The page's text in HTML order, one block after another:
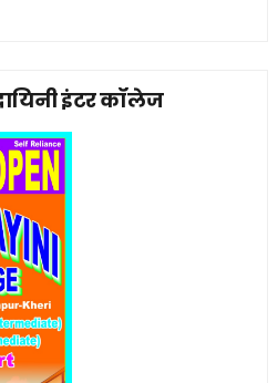
इंटर कॉलेज